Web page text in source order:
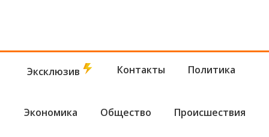
Эксклюзив Контакты Политика
Экономика Общество Происшествия